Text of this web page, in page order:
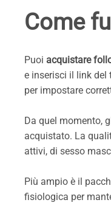
Come
Puoi acquistare
e inserisci il link
per impostare
Da quel momento,
acquistato. La
attivi, di sesso
Più ampio è il
fisiologica per